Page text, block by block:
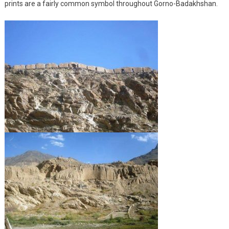
prints are a fairly common symbol throughout Gorno-Badakhshan.